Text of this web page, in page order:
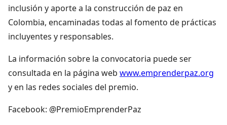
inclusión y aporte a la construcción de paz en
Colombia, encaminadas todas al fomento de prácticas
incluyentes y responsables.
La información sobre la convocatoria puede ser
consultada en la página web www.emprenderpaz.org
y en las redes sociales del premio.
Facebook: @PremioEmprenderPaz